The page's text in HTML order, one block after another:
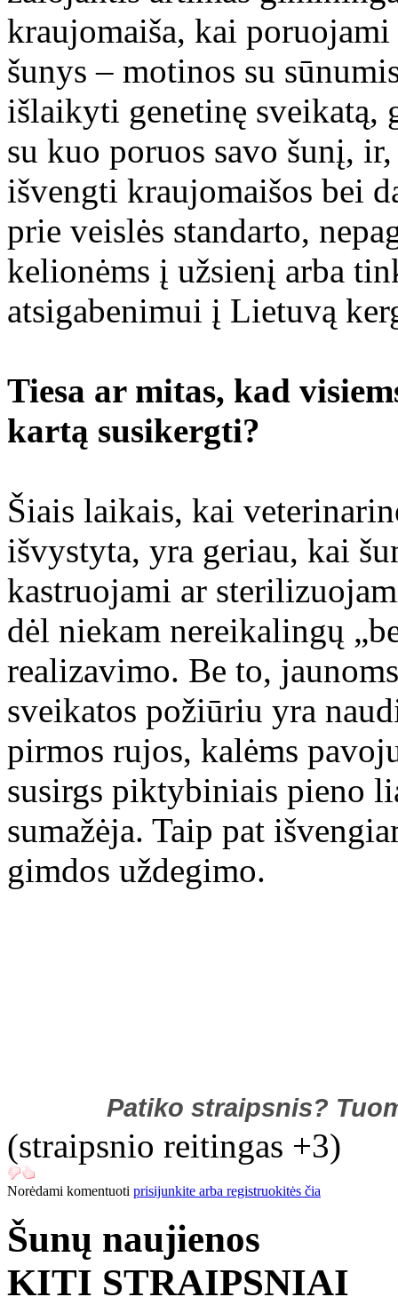
kraujomaiša, kai
šunys – motinos su
išlaikyti genetinę sveikatą,
su kuo poruos savo šunį,
išvengti kraujomaišos bei
prie veislės standarto,
kelionėms į užsienį arba
atsigabenimui į Lietuvą
Tiesa ar mitas, kad
kartą susikergti?
Šiais laikais, kai
išvystyta, yra geriau, kai
kastruojami ar
dėl niekam nereikalingų
realizavimo. Be to,
sveikatos požiūriu yra
pirmos rujos, kalėms
susirgs piktybiniais pieno
sumažėja. Taip pat
gimdos uždegimo.
Patiko straipsnis?
(straipsnio reitingas +3)
Norėdami komentuoti prisijunkite arba registruokitės čia
Šunų naujienos
KITI STRAIPSNIAI